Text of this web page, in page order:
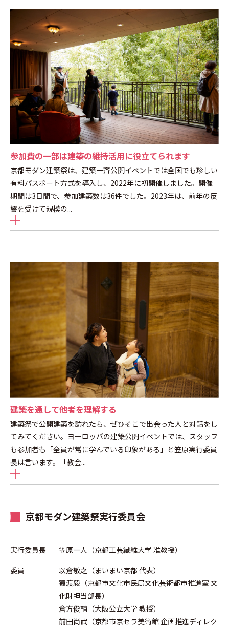
参加費の一部は建築の維持活用に役立てられます
京都モダン建築祭は、建築一斉公開イベントでは全国でも珍しい
有料パスポート方式を導入し、2022年に初開催しました。開催
期間は3日間で、参加建築数は36件でした。2023年は、前年の反
響を受けて規模の...
建築を通して他者を理解する
建築祭で公開建築を訪れたら、ぜひそこで出会った人と対話をし
てみてください。ヨーロッパの建築公開イベントでは、スタッフ
も参加者も「全員が常に学んでいる印象がある」と笠原実行委員
長は言います。「教会...
京都モダン建築祭実行委員会
実行委員長
笠原一人（京都工芸繊維大学 准教授）
委員
以倉敬之（まいまい京都 代表）
猿渡毅（京都市文化市民局文化芸術都市推進室 文
化財担当部長）
倉方俊輔（大阪公立大学 教授）
前田尚武（京都市京セラ美術館 企画推進ディレク